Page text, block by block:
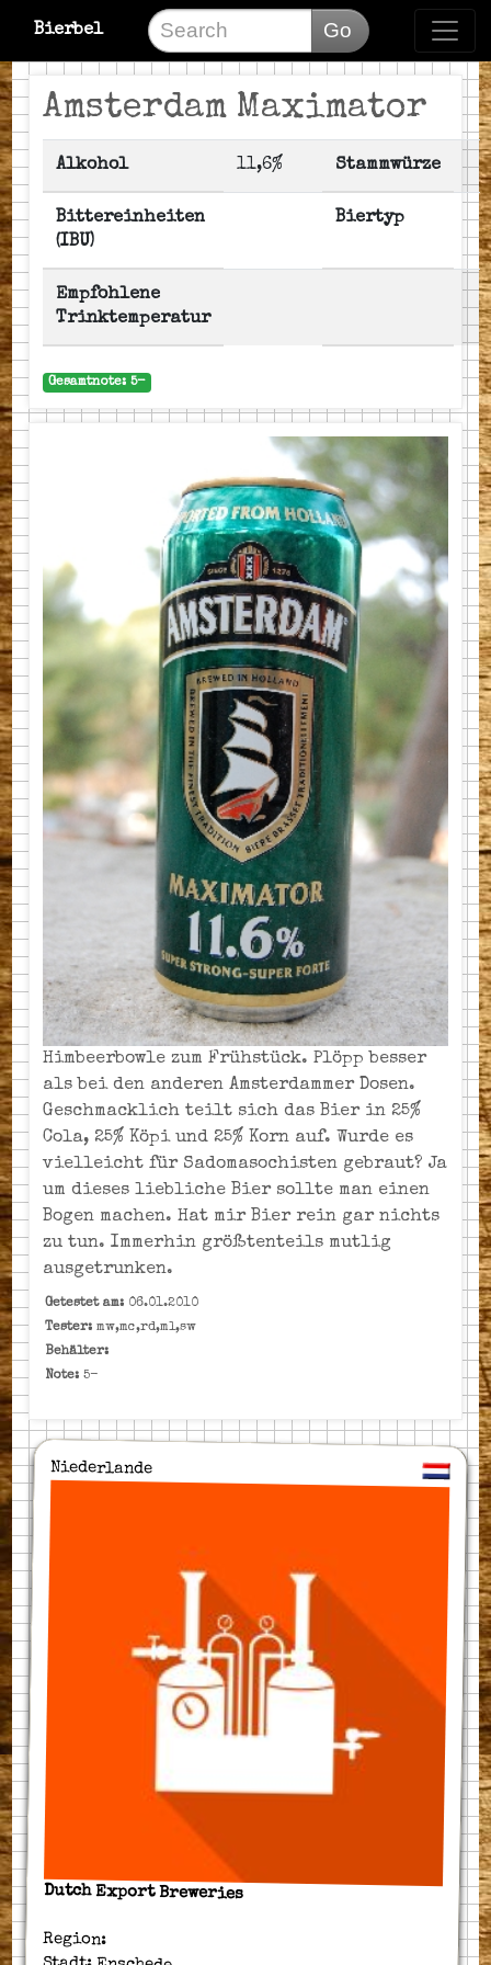
Bierbel Go
Amsterdam Maximator
Alkohol 11,6% Stammwürze
Bittereinheiten
(IBU)
Biertyp
Empfohlene
Trinktemperatur
Gesamtnote: 5-
Himbeerbowle zum Frühstück. Plöpp besser
als bei den anderen Amsterdammer Dosen.
Geschmacklich teilt sich das Bier in 25%
Cola, 25% Köpi und 25% Korn auf. Wurde es
vielleicht für Sadomasochisten gebraut? Ja
um dieses liebliche Bier sollte man einen
Bogen machen. Hat mir Bier rein gar nichts
zu tun. Immerhin größtenteils mutlig
ausgetrunken.
Getestet am: 06.01.2010
Tester: mw,mc,rd,ml,sw
Behälter:
Note: 5-
Niederlande
Dutch Export Breweries
Region: